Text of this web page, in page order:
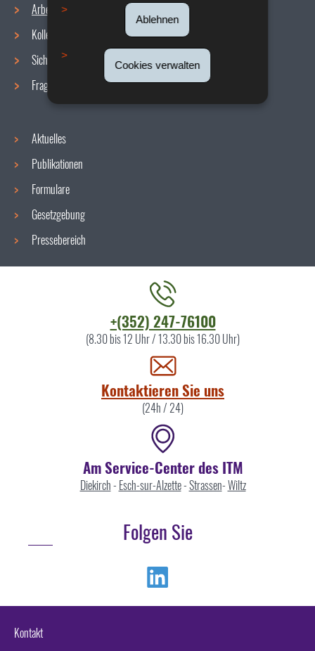
Ablehnen
Cookies verwalten
Navigationsmenü
Arbeitsbedingungen
Kollektive Vereinbarungen
Sicherheit/Gesundheit am Arbeitsplatz
Fragen / Antworten
Aktuelles
Publikationen
Formulare
Gesetzgebung
Pressebereich
+(352) 247-76100
(8.30 bis 12 Uhr / 13.30 bis 16.30 Uhr)
Kontaktieren Sie uns
(24h / 24)
Am Service-Center des ITM
Diekirch- Esch-sur-Alzette-Strassen-Wiltz
Folgen Sie
Kontakt